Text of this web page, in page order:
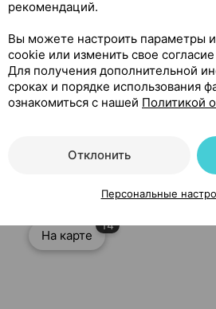
×1, Фарм лаб Беларусь
На карте
14
рекомендаций.
Вы можете настроить параметры
cookie или изменить свое
Для получения дополнительной
сроках и порядке использования
ознакомиться с нашей Политикой
Отклонить
Персональные